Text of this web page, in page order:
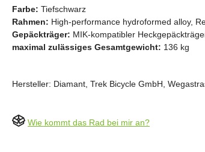
Farbe: Tiefschwarz
Rahmen: High-performance hydroformed alloy,
Gepäckträger: MIK-kompatibler
maximal zulässiges Gesamtgewicht: 136 kg
Hersteller: Diamant, Trek Bicycle GmbH,
Wie kommt das Rad bei mir an?